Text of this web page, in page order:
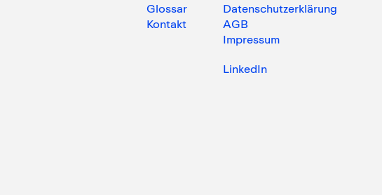
Glossar
Kontakt
Datenschutzerklärung
AGB
Impressum
LinkedIn